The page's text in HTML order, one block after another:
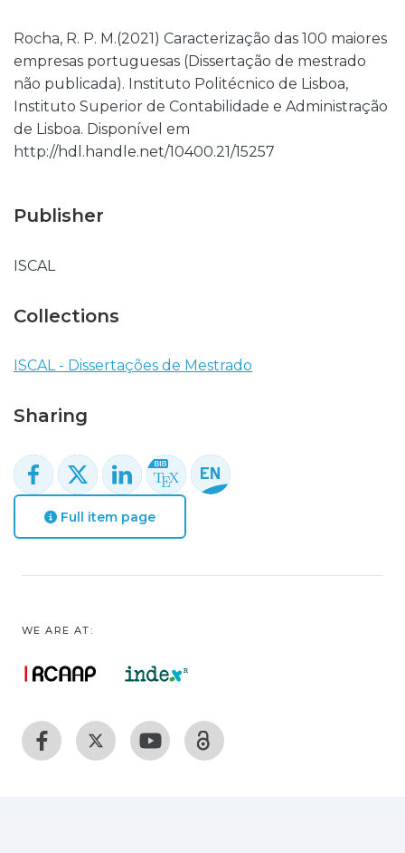
Rocha, R. P. M.(2021) Caracterização das 100 maiores
empresas portuguesas (Dissertação de mestrado
não publicada). Instituto Politécnico de Lisboa,
Instituto Superior de Contabilidade e Administração
de Lisboa. Disponível em
http://hdl.handle.net/10400.21/15257
Publisher
ISCAL
Collections
ISCAL - Dissertações de Mestrado
Sharing
Full item page
WE ARE AT: